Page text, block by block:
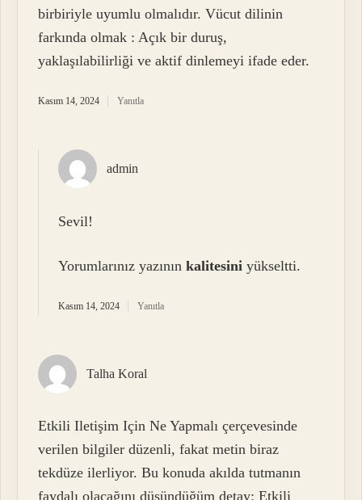
birbiriyle uyumlu olmalıdır. Vücut dilinin
farkında olmak : Açık bir duruş,
yaklaşılabilirliği ve aktif dinlemeyi ifade eder.
Kasım 14, 2024 Yanıtla
admin
Sevil!
Yorumlarınız yazınınkalitesini yükseltti.
Kasım 14, 2024 Yanıtla
Talha Koral
Etkili Iletişim Için Ne Yapmalı çerçevesinde
verilen bilgiler düzenli, fakat metin biraz
tekdüze ilerliyor. Bu konuda akılda tutmanın
faydalı olacağını düşündüğüm detay: Etkili